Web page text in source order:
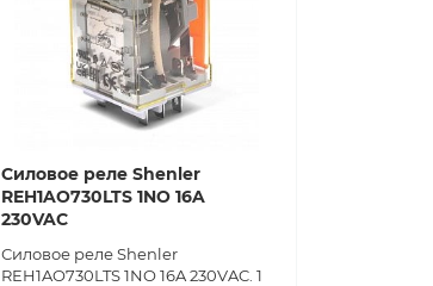
Силовое реле Shenler
REH1AO730LTS 1NO 16A
230VAC
Силовое реле Shenler
REH1AO730LTS 1NO 16A 230VAC. 1